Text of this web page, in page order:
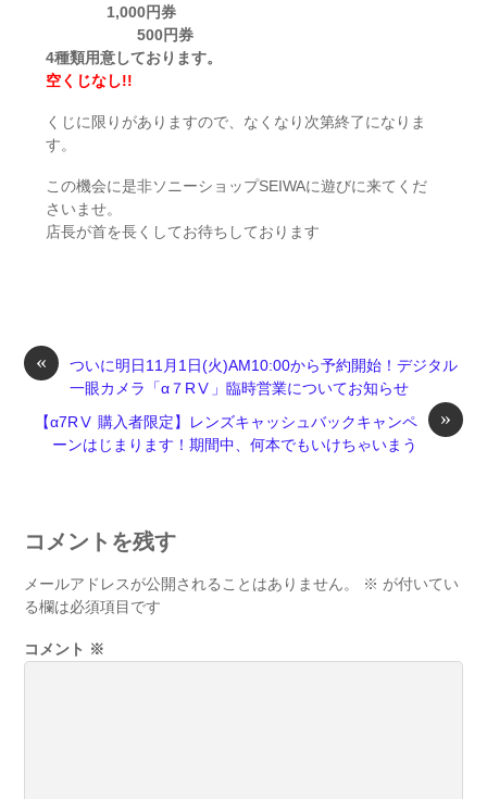
1,000円券
500円券
4種類用意しております。
空くじなし!!
くじに限りがありますので、なくなり次第終了になりま
す。
この機会に是非ソニーショップSEIWAに遊びに来てくだ
さいませ。
店長が首を長くしてお待ちしております
«
ついに明日11月1日(火)AM10:00から予約開始！デジタル
一眼カメラ「α７RⅤ」臨時営業についてお知らせ
»
【α7RⅤ 購入者限定】レンズキャッシュバックキャンペ
ーンはじまります！期間中、何本でもいけちゃいまう
コメントを残す
メールアドレスが公開されることはありません。 ※ が付いてい
る欄は必須項目です
コメント ※